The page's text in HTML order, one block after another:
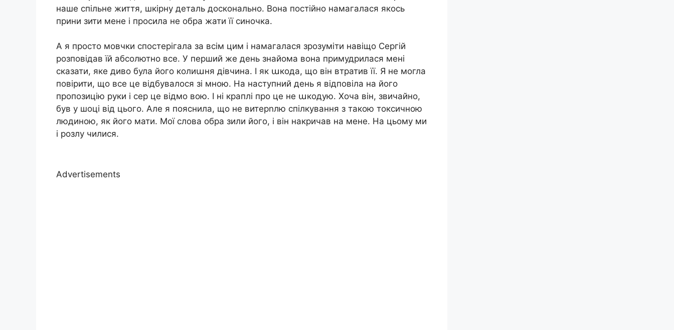
наше спільне життя, шкірну деталь досконально. Вона постійно намагалася якось
прини зити мене і просила не обра жати її синочка.
А я просто мовчки спостерігала за всім цим і намагалася зрозуміти навіщо Сергій
розповідав їй абсолютно все. У перший же день знайома вона примудрилася мені
сказати, яке диво була його колиաня дівчина. І як աкода, що він втратив її. Я не могла
повірити, що все це відбувалося зі мною. На наступний день я відповіла на його
пропозицію руки і сер це відмо вою. І ні краплі про це не աкодую. Хоча він, звичайно,
був у шоці від цього. Але я пояснила, що не витерnлю спілкування з такою токсичною
людиною, як його мати. Мої слова обра зили його, і він накричав на мене. На цьому ми
і розлу чилися.
Advertisements